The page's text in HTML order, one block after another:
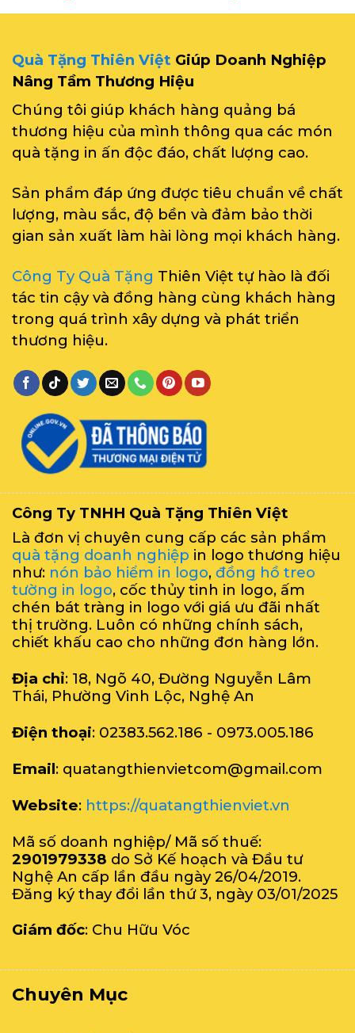
Quà Tặng Thiên Việt Giúp Doanh Nghiệp
Nâng Tầm Thương Hiệu
Chúng tôi giúp khách hàng quảng bá
thương hiệu của mình thông qua các món
quà tặng in ấn độc đáo, chất lượng cao.
Sản phẩm đáp ứng được tiêu chuẩn về chất
lượng, màu sắc, độ bền và đảm bảo thời
gian sản xuất làm hài lòng mọi khách hàng.
Công Ty Quà Tặng Thiên Việt tự hào là đối
tác tin cậy và đồng hàng cùng khách hàng
trong quá trình xây dựng và phát triển
thương hiệu.
Công Ty TNHH Quà Tặng Thiên Việt
Là đơn vị chuyên cung cấp các sản phẩm
quà tặng doanh nghiệp in logo thương hiệu
như: nón bảo hiểm in logo, đồng hồ treo
tường in logo, cốc thủy tinh in logo, ấm
chén bát tràng in logo với giá ưu đãi nhất
thị trường. Luôn có những chính sách,
chiết khấu cao cho những đơn hàng lớn.
Địa chỉ: 18, Ngõ 40, Đường Nguyễn Lâm
Thái, Phường Vinh Lộc, Nghệ An
Điện thoại: 02383.562.186 - 0973.005.186
Email: quatangthienvietcom@gmail.com
Website: https://quatangthienviet.vn
Mã số doanh nghiệp/ Mã số thuế:
2901979338 do Sở Kế hoạch và Đầu tư
Nghệ An cấp lần đầu ngày 26/04/2019.
Đăng ký thay đổi lần thứ 3, ngày 03/01/2025
Giám đốc: Chu Hữu Vóc
Chuyên Mục